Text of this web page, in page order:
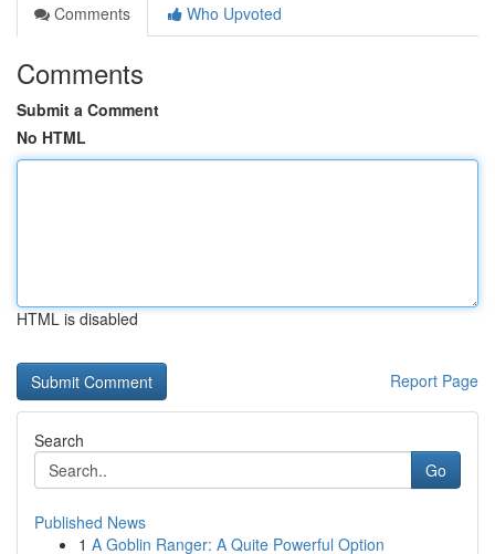
Comments
Who Upvoted
Comments
Submit a Comment
No HTML
HTML is disabled
Report Page
Search
Go
Published News
1 A Goblin Ranger: A Quite Powerful Option